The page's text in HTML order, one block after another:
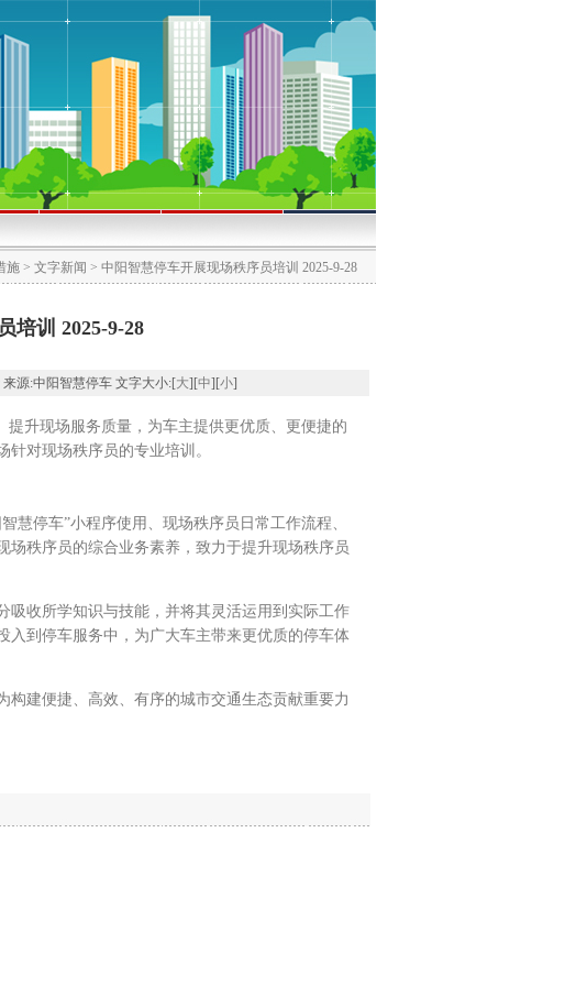
施 > 文字新闻 > 中阳智慧停车开展现场秩序员培训 2025-9-28
培训 2025-9-28
来源:中阳智慧停车 文字大小:[大][中][小]
升现场服务质量，为车主提供更优质、更便捷的
对现场秩序员的专业培训。
停车”小程序使用、现场秩序员日常工作流程、
场秩序员的综合业务素养，致力于提升现场秩序员
收所学知识与技能，并将其灵活运用到实际工作
入到停车服务中，为广大车主带来更优质的停车体
建便捷、高效、有序的城市交通生态贡献重要力